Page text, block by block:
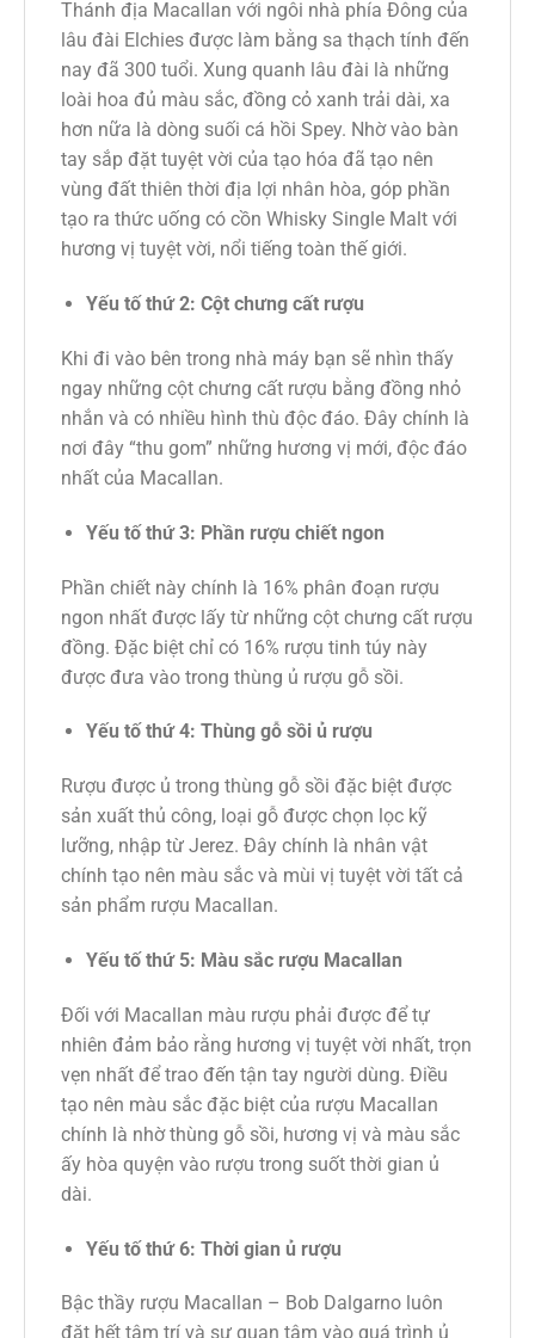
Thánh địa Macallan với ngôi nhà phía Đông của
lâu đài Elchies được làm bằng sa thạch tính đến
nay đã 300 tuổi. Xung quanh lâu đài là những
loài hoa đủ màu sắc, đồng cỏ xanh trải dài, xa
hơn nữa là dòng suối cá hồi Spey. Nhờ vào bàn
tay sắp đặt tuyệt vời của tạo hóa đã tạo nên
vùng đất thiên thời địa lợi nhân hòa, góp phần
tạo ra thức uống có cồn Whisky Single Malt với
hương vị tuyệt vời, nổi tiếng toàn thế giới.
Yếu tố thứ 2: Cột chưng cất rượu
Khi đi vào bên trong nhà máy bạn sẽ nhìn thấy
ngay những cột chưng cất rượu bằng đồng nhỏ
nhắn và có nhiều hình thù độc đáo. Đây chính là
nơi đây “thu gom” những hương vị mới, độc đáo
nhất của Macallan.
Yếu tố thứ 3: Phần rượu chiết ngon
Phần chiết này chính là 16% phân đoạn rượu
ngon nhất được lấy từ những cột chưng cất rượu
đồng. Đặc biệt chỉ có 16% rượu tinh túy này
được đưa vào trong thùng ủ rượu gỗ sồi.
Yếu tố thứ 4: Thùng gỗ sồi ủ rượu
Rượu được ủ trong thùng gỗ sồi đặc biệt được
sản xuất thủ công, loại gỗ được chọn lọc kỹ
lưỡng, nhập từ Jerez. Đây chính là nhân vật
chính tạo nên màu sắc và mùi vị tuyệt vời tất cả
sản phẩm rượu Macallan.
Yếu tố thứ 5: Màu sắc rượu Macallan
Đối với Macallan màu rượu phải được để tự
nhiên đảm bảo rằng hương vị tuyệt vời nhất, trọn
vẹn nhất để trao đến tận tay người dùng. Điều
tạo nên màu sắc đặc biệt của rượu Macallan
chính là nhờ thùng gỗ sồi, hương vị và màu sắc
ấy hòa quyện vào rượu trong suốt thời gian ủ
dài.
Yếu tố thứ 6: Thời gian ủ rượu
Bậc thầy rượu Macallan – Bob Dalgarno luôn
đặt hết tâm trí và sự quan tâm vào quá trình ủ